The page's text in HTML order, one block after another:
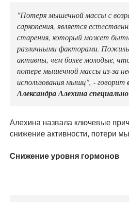
"Потеря мышечной массы с
саркопения, является
старения, который может быть
различными факторами.
активны, чем более молодые,
потере мышечной массы из-за
использования мышц", - говорит
Александра Алехина
Алехина назвала ключевые
снижение активности, потери
Снижение уровня гормонов